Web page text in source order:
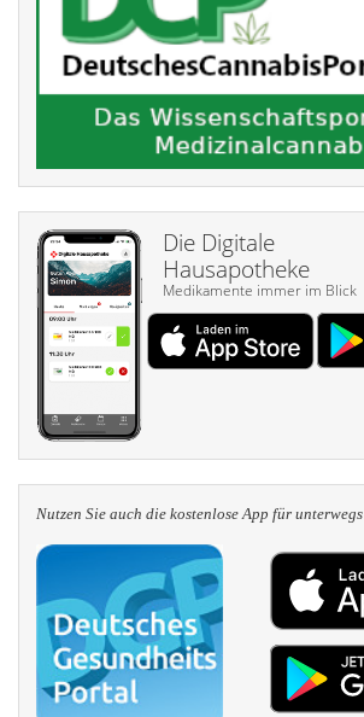
Die Digitale
Hausapotheke
Medikamente immer im Blick
Nutzen Sie auch die kosten­lose App für unterwegs